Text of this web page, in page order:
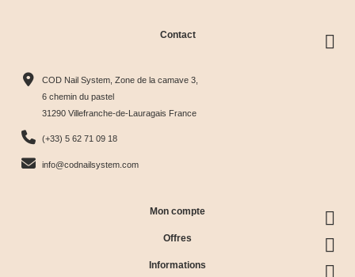
Contact
COD Nail System, Zone de la camave 3,
6 chemin du pastel
31290 Villefranche-de-Lauragais France
(+33) 5 62 71 09 18
info@codnailsystem.com
Mon compte
Offres
Informations